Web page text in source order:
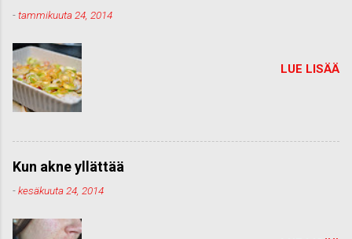
-tammikuuta 24, 2014
LUE LISÄÄ
Kun akne yllättää
-kesäkuuta 24, 2014